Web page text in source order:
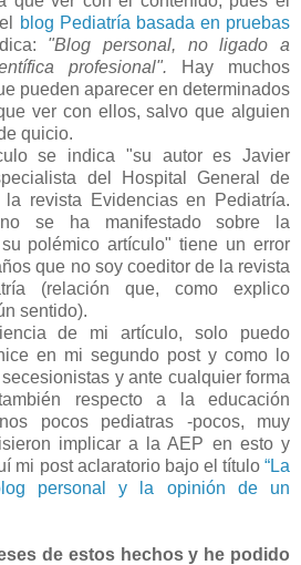
blog Pediatría basada en pruebas
"Blog personal, no ligado a
profesional". Hay muchos
pueden aparecer en determinados
ver con ellos, salvo que alguien
quicio.
se indica "su autor es Javier
del Hospital General de
revista Evidencias en Pediatría.
se ha manifestado sobre la
polémico artículo" tiene un error
que no soy coeditor de la revista
(relación que, como explico
sentido).
de mi artículo, solo puedo
en mi segundo post y como lo
y ante cualquier forma
respecto a la educación
pocos pediatras -pocos, muy
implicar a la AEP en esto y
mi post aclaratorio bajo el título “La
personal y la opinión de un
de estos hechos y he podido